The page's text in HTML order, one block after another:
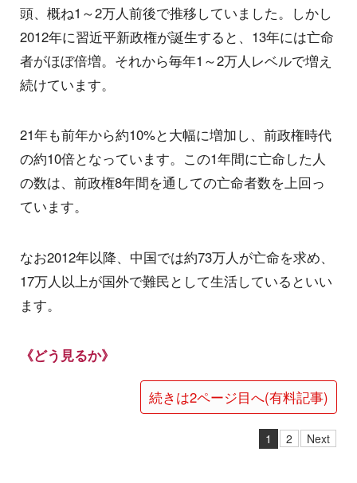
頭、概ね1～2万人前後で推移していました。しかし
2012年に習近平新政権が誕生すると、13年には亡命
者がほぼ倍増。それから毎年1～2万人レベルで増え
続けています。
21年も前年から約10%と大幅に増加し、前政権時代
の約10倍となっています。この1年間に亡命した人
の数は、前政権8年間を通しての亡命者数を上回っ
ています。
なお2012年以降、中国では約73万人が亡命を求め、
17万人以上が国外で難民として生活しているといい
ます。
《どう見るか》
続きは2ページ目へ(有料記事)
1 2 Next